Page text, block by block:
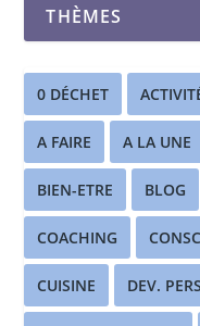
THÈMES
0 DÉCHET
A FAIRE A LA UNE
BIEN-ETRE BLOG
COACHING
CUISINE DEV.